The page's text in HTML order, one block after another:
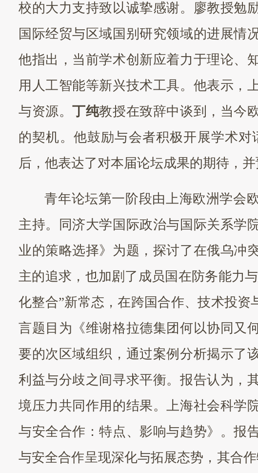
校的大力支持致以诚挚感谢。廖教授勉
国际经贸与区域国别研究领域的进展情况
他指出，当前学术创新应着力于理论、
用人工智能等新兴技术工具。他表示，
与资源。丁纯教授在致辞中谈到，当今
的契机。他鼓励与会者积极开展学术
后，他表达了对本届论坛成果的期待，并
青年论坛第一阶段由上海欧洲学会
主持。同济大学国际政治与国际关系学
业的策略选择》为题，探讨了在俄乌冲
主的追求，也加剧了成员国在防务能力
化整合”新常态，在跨国合作、技术投
言题目为《维谢格拉德集团何以协同又
要的次区域组织，通过案例分析揭示了
利益与分歧之间寻求平衡。报告认为，
境压力共同作用的结果。上海社会科学
与安全合作：特点、影响与趋势》。报
与安全合作呈现深化与拓展态势，其合